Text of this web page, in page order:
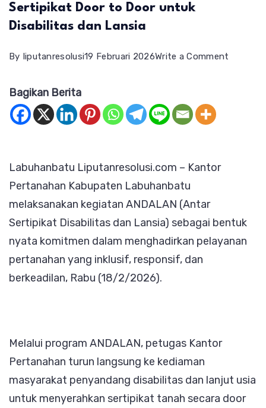
Sertipikat Door to Door untuk
Disabilitas dan Lansia
By liputanresolusi19 Februari 2026Write a Comment
Door
to
Bagikan Berita
Labuhanbatu Liputanresolusi.com – Kantor
Pertanahan Kabupaten Labuhanbatu
melaksanakan kegiatan ANDALAN (Antar
Sertipikat Disabilitas dan Lansia) sebagai bentuk
nyata komitmen dalam menghadirkan pelayanan
pertanahan yang inklusif, responsif, dan
berkeadilan, Rabu (18/2/2026).
Melalui program ANDALAN, petugas Kantor
Pertanahan turun langsung ke kediaman
masyarakat penyandang disabilitas dan lanjut usia
untuk menyerahkan sertipikat tanah secara door